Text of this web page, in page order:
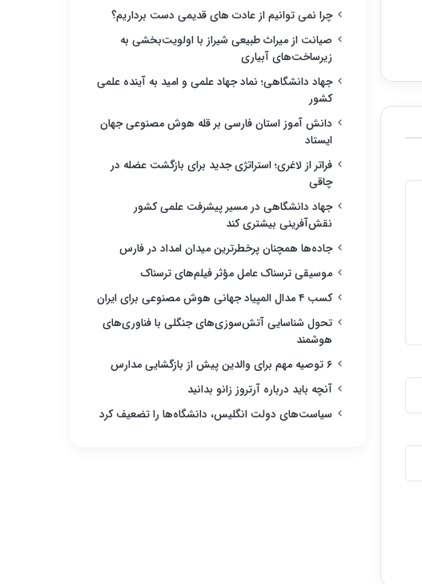
چرا نمی توانیم از عادت های قدیمی دست برداریم؟
صیانت از میراث طبیعی شیراز با اولویت‌بخشی به
زیرساخت‌های آبیاری
جهاد دانشگاهی؛ نماد جهاد علمی و امید به آینده علمی
کشور
دانش آموز استان فارسی بر قله هوش مصنوعی جهان
ایستاد
فراتر از لاغری؛ استراتژی جدید برای بازگشت عضله در
چاقی
جهاد دانشگاهی در مسیر پیشرفت علمی کشور
نقش‌آفرینی بیشتری کند
جاده‌ها همچنان پرخطرترین میدان امداد در فارس
موسیقی ترسناک عامل مؤثر فیلم‌های ترسناک
کسب ۴ مدال المپیاد جهانی هوش مصنوعی برای ایران
تحول شناسایی آتش‌سوزی‌های جنگلی با فناوری‌های
هوشمند
۶ توصیه مهم برای والدین پیش از بازگشایی مدارس
آنچه باید درباره آرتروز زانو بدانید
سیاست‌های دولت انگلیس، دانشگاه‌ها را تضعیف کرد